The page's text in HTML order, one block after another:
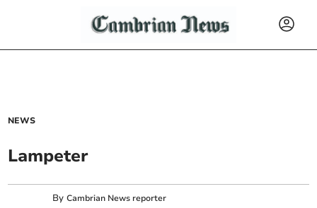
NEWS
Lampeter
ByCambrian News reporter